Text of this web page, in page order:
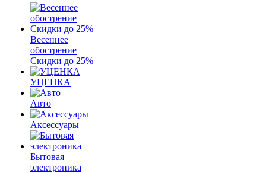
Весеннее
обострение
Скидки до 25%
УЦЕНКА
Авто
Аксессуары
Бытовая
электроника